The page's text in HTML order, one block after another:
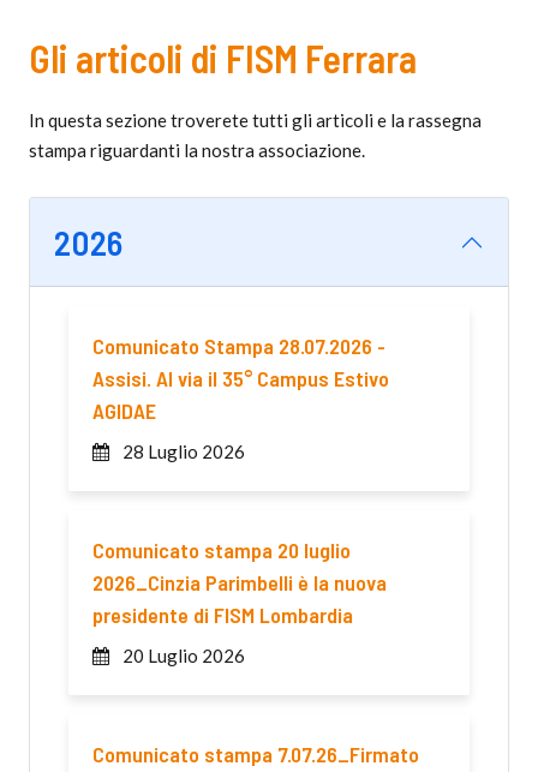
Gli articoli di FISM Ferrara
In questa sezione troverete tutti gli articoli e la rassegna
stampa riguardanti la nostra associazione.
2026
Comunicato Stampa 28.07.2026 -
Assisi. Al via il 35° Campus Estivo
AGIDAE
28 Luglio 2026
Comunicato stampa 20 luglio
2026_Cinzia Parimbelli è la nuova
presidente di FISM Lombardia
20 Luglio 2026
Comunicato stampa 7.07.26_Firmato